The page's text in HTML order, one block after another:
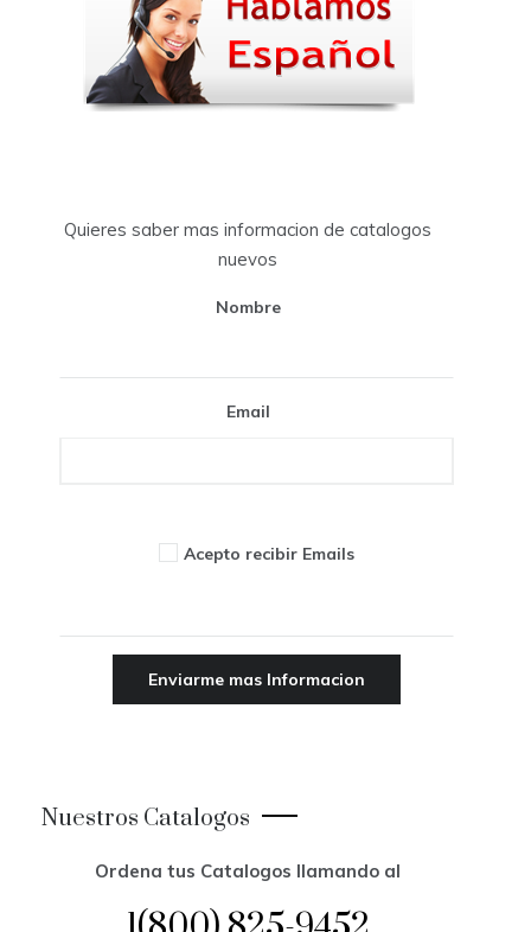
Quieres saber mas informacion de catalogos
nuevos
Nombre
Email
Acepto recibir Emails
Nuestros Catalogos
Ordena tus Catalogos llamando al